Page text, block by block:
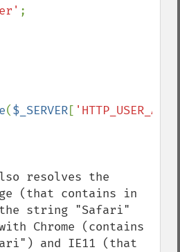
;
($_SERVER[
resolves the
(that contains in
string "Safari"
Chrome (contains
and IE11 (that